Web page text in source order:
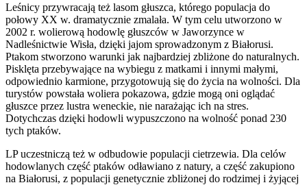
Leśnicy przywracają też lasom głuszca, którego populacja do
połowy XX w. dramatycznie zmalała. W tym celu utworzono w
2002 r. wolierową hodowlę głuszców w Jaworzynce w
Nadleśnictwie Wisła, dzięki jajom sprowadzonym z Białorusi.
Ptakom stworzono warunki jak najbardziej zbliżone do naturalnych.
Pisklęta przebywające na wybiegu z matkami i innymi małymi,
odpowiednio karmione, przygotowują się do życia na wolności. Dla
turystów powstała woliera pokazowa, gdzie mogą oni oglądać
głuszce przez lustra weneckie, nie narażając ich na stres.
Dotychczas dzięki hodowli wypuszczono na wolność ponad 230
tych ptaków.
LP uczestniczą też w odbudowie populacji cietrzewia. Dla celów
hodowlanych część ptaków odławiano z natury, a część zakupiono
na Białorusi, z populacji genetycznie zbliżonej do rodzimej i żyjącej